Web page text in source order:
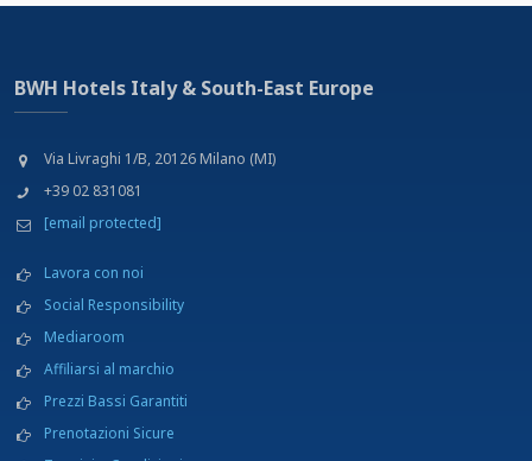
BWH Hotels Italy & South-East Europe
Via Livraghi 1/B, 20126 Milano (MI)
+39 02 831081
[email protected]
Lavora con noi
Social Responsibility
Mediaroom
Affiliarsi al marchio
Prezzi Bassi Garantiti
Prenotazioni Sicure